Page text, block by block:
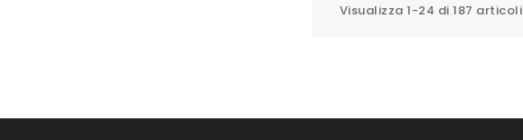
Visualizza 1-24 di 187 articoli